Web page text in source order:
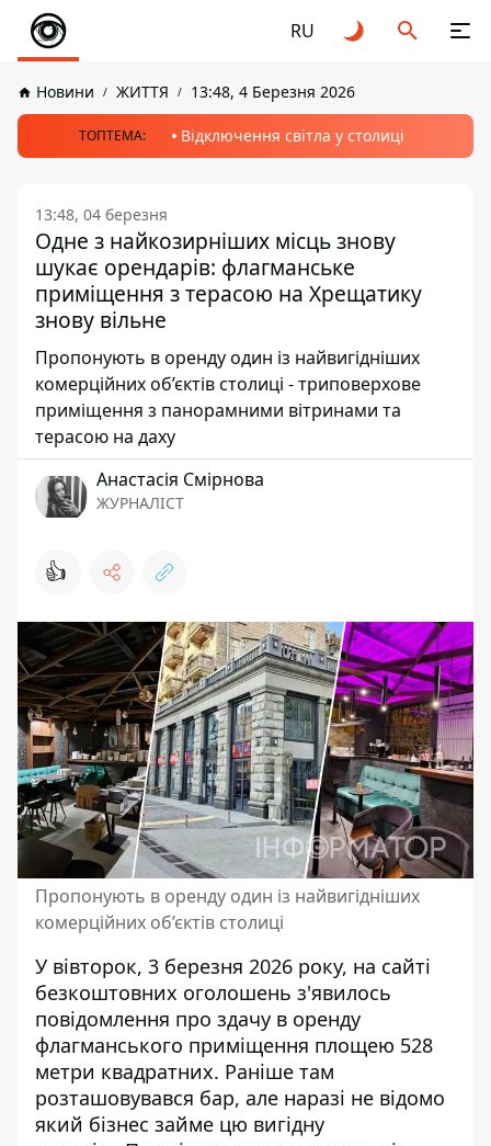
RU
Новини ЖИТТЯ 13:48, 4 Березня 2026
ТОПТЕМА: Відключення світла у столиці
13:48, 04 березня
Одне з найкозирніших місць знову
шукає орендарів: флагманське
приміщення з терасою на Хрещатику
знову вільне
Пропонують в оренду один із найвигідніших
комерційних об’єктів столиці - триповерхове
приміщення з панорамними вітринами та
терасою на даху
Анастасія Смірнова
ЖУРНАЛІСТ
👍
Пропонують в оренду один із найвигідніших
комерційних об’єктів столиці
У вівторок, 3 березня 2026 року, на сайті
безкоштовних оголошень з'явилось
повідомлення про здачу в оренду
флагманського приміщення площею 528
метри квадратних. Раніше там
розташовувався бар, але наразі не відомо
який бізнес займе цю вигідну